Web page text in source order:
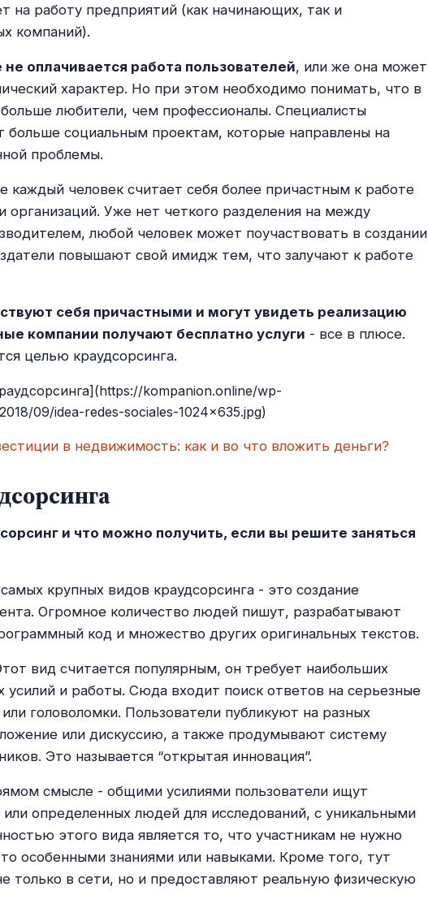
на работу предприятий (как начинающих, так и
компаний).
оплачивается работа пользователей, или же она может
характер. Но при этом необходимо понимать, что в
любители, чем профессионалы. Специалисты
больше социальным проектам, которые направлены на
проблемы.
каждый человек считает себя более причастным к работе
организаций. Уже нет четкого разделения на между
любой человек может поучаствовать в создании
повышают свой имидж тем, что залучают к работе
себя причастными и могут увидеть реализацию
компании получают бесплатно услуги - все в плюсе.
целью краудсорсинга.
kompanion.online/wp-
09/idea-redes-sociales-1024x635.jpg)
в недвижимость: как и во что вложить деньги?
и что можно получить, если вы решите заняться
крупных видов краудсорсинга - это создание
Огромное количество людей пишут, разрабатывают
код и множество других оригинальных текстов.
вид считается популярным, он требует наибольших
усилий и работы. Сюда входит поиск ответов на серьезные
головоломки. Пользователи публикуют на разных
или дискуссию, а также продумывают систему
Это называется “открытая инновация”.
смысле - общими усилиями пользователи ищут
определенных людей для исследований, с уникальными
этого вида является то, что участникам не нужно
особенными знаниями или навыками. Кроме того, тут
только в сети, но и предоставляют реальную физическую